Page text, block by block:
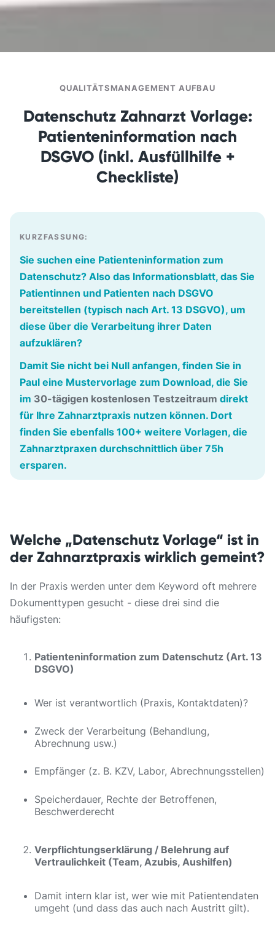
QUALITÄTSMANAGEMENT AUFBAU
Datenschutz Zahnarzt Vorlage:
Patienteninformation nach
DSGVO (inkl. Ausfüllhilfe +
Checkliste)
KURZFASSUNG:
Sie suchen eine Patienteninformation zum
Datenschutz? Also das Informationsblatt, das Sie
Patientinnen und Patienten nach DSGVO
bereitstellen (typisch nach Art. 13 DSGVO), um
diese über die Verarbeitung ihrer Daten
aufzuklären?
Damit Sie nicht bei Null anfangen, finden Sie in
Paul eine Mustervorlage zum Download, die Sie
im 30-tägigen kostenlosen Testzeitraum direkt
für Ihre Zahnarztpraxis nutzen können. Dort
finden Sie ebenfalls 100+ weitere Vorlagen, die
Zahnarztpraxen durchschnittlich über 75h
ersparen.
Welche „Datenschutz Vorlage“ ist in
der Zahnarztpraxis wirklich gemeint?
In der Praxis werden unter dem Keyword oft mehrere
Dokumenttypen gesucht - diese drei sind die
häufigsten:
Patienteninformation zum Datenschutz (Art. 13
DSGVO)
Wer ist verantwortlich (Praxis, Kontaktdaten)?
Zweck der Verarbeitung (Behandlung,
Abrechnung usw.)
Empfänger (z. B. KZV, Labor, Abrechnungsstellen)
Speicherdauer, Rechte der Betroffenen,
Beschwerderecht
Verpflichtungserklärung / Belehrung auf
Vertraulichkeit (Team, Azubis, Aushilfen)
Damit intern klar ist, wer wie mit Patientendaten
umgeht (und dass das auch nach Austritt gilt).